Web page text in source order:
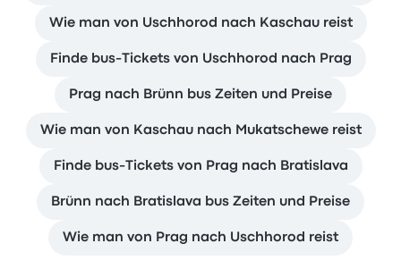
Wie man von Uschhorod nach Kaschau reist
Finde bus-Tickets von Uschhorod nach Prag
Prag nach Brünn bus Zeiten und Preise
Wie man von Kaschau nach Mukatschewe reist
Finde bus-Tickets von Prag nach Bratislava
Brünn nach Bratislava bus Zeiten und Preise
Wie man von Prag nach Uschhorod reist